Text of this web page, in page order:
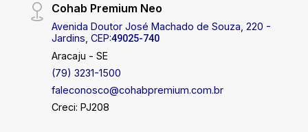
Cohab Premium Neo
Avenida Doutor José Machado de Souza, 220 -
Jardins, CEP:49025-740
Aracaju - SE
(79) 3231-1500
faleconosco@cohabpremium.com.br
Creci: PJ208